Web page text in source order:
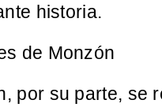
historia.
de Monzón
por su parte, se